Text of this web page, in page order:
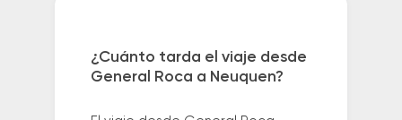
¿Cuánto tarda el viaje desde
General Roca a Neuquen?